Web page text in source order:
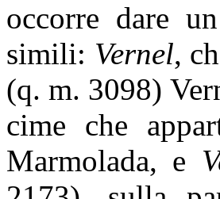
occorre dare
simili: Vernel,
(q. m. 3098)
cime che
Marmolada, e